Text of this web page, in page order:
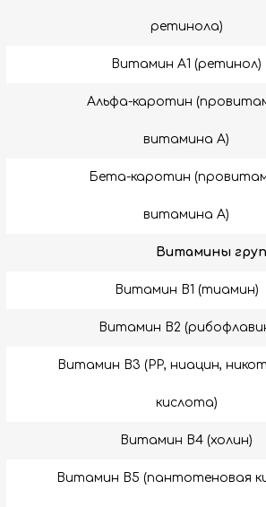
ретинола)
Витамин A1 (ретинол)
Альфа-каротин
витамина А)
Бета-каротин
витамина А)
Витамины
Витамин B1 (тиамин)
Витамин B2
Витамин B3 (РР, ниацин,
кислота)
Витамин B4 (холин)
Витамин B5 (пантотеновая